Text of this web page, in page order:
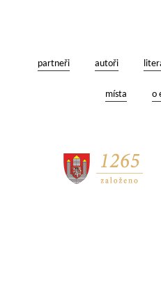
partneři autoři
místa o